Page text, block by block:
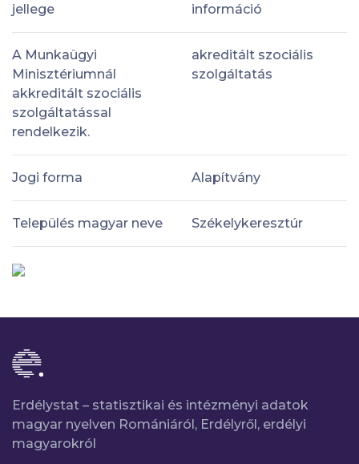
jellege
információ
A Munkaügyi
Minisztériumnál
akkreditált szociális
szolgáltatással
rendelkezik.
akreditált szociális
szolgáltatás
Jogi forma Alapítvány
Település magyar neve Székelykeresztúr
Erdélystat – statisztikai és intézményi adatok
magyar nyelven Romániáról, Erdélyről, erdélyi
magyarokról